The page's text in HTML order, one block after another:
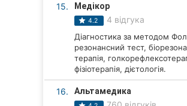
15. Медікор
4.2 4 відгука
Діагностика за методом
резонансний тест,
терапія,
фізіотерапія, дієтологія.
16. Альтамедика